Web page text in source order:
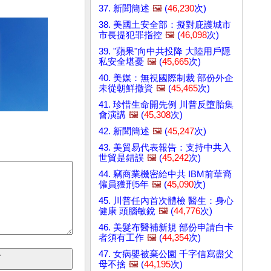
37. 新聞簡述 🖼️ (46,230次)
38. 美國土安全部：擬對庇護城市
市長提犯罪指控 🖼️ (46,098次)
39. "蘋果"向中共投降 大陸用戶隱
私安全堪憂 🖼️ (45,665次)
40. 美媒：無視國際制裁 部份外企
未從朝鮮撤資 🖼️ (45,465次)
41. 珍惜生命開先例 川普反墮胎集
會演講 🖼️ (45,308次)
42. 新聞簡述 🖼️ (45,247次)
43. 美貿易代表報告：支持中共入
世貿是錯誤 🖼️ (45,242次)
44. 竊商業機密給中共 IBM前華裔
僱員獲刑5年 🖼️ (45,090次)
45. 川普任內首次體檢 醫生：身心
健康 頭腦敏銳 🖼️ (44,776次)
46. 美髮布醫補新規 部份申請白卡
者須有工作 🖼️ (44,354次)
47. 女病嬰被棄公園 千字信寫盡父
母不捨 🖼️ (44,195次)